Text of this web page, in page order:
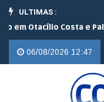
ULTIMAS :
Costa e Palmeira |
06/08/2026 12:47